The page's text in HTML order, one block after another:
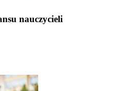
nauczycieli